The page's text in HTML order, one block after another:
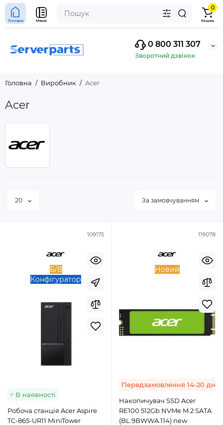
0 800 311 307
Зворотний дзвінок
Головна Меню
0
Кошик
Головна Виробник Acer
Acer
20 За замовчуванням
109175
Б/В
Конфігуратор
В наявності
Робоча станція Acer Aspire
TC-865-UR11 MiniTower
119078
Новий
Передзамовлення 14-20 днів
Накопичувач SSD Acer
RE100 512Gb NVMe M.2 SATA
(BL.9BWWA.114) new